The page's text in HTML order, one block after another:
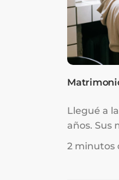
Llegué a
años. Sus
me
2 minutos